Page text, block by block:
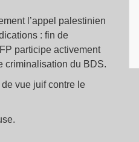
l’appel palestinien
: fin de
participe activement
criminalisation du BDS.
vue juif contre le